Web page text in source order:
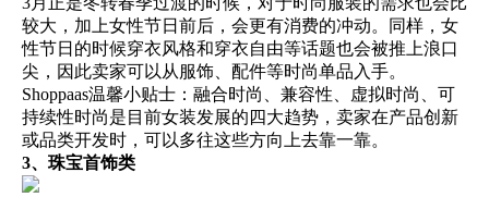
较大，加上女性节日前后，会更有消费的冲动。同样，女
性节日的时候穿衣风格和穿衣自由等话题也会被推上浪口
尖，因此卖家可以从服饰、配件等时尚单品入手。
Shoppaas温馨小贴士：融合时尚、兼容性、虚拟时尚、可
持续性时尚是目前女装发展的四大趋势，卖家在产品创新
或品类开发时，可以多往这些方向上去靠一靠。
3、珠宝首饰类